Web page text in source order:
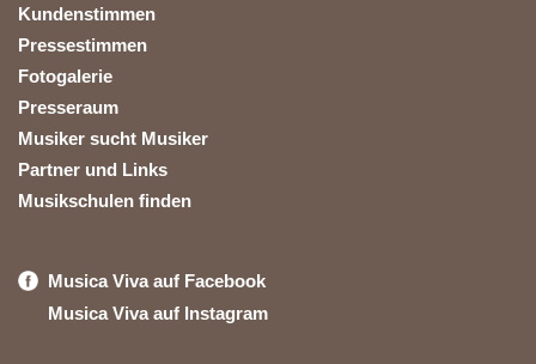
Kundenstimmen
Pressestimmen
Fotogalerie
Presseraum
Musiker sucht Musiker
Partner und Links
Musikschulen finden
Musica Viva auf Facebook
Musica Viva auf Instagram